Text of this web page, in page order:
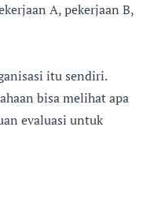
A, pekerjaan B,
itu sendiri.
bisa melihat apa
evaluasi untuk